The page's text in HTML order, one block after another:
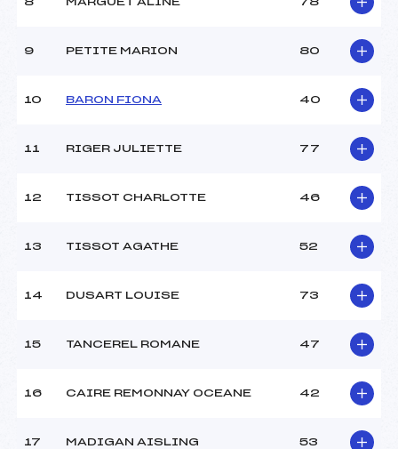
Ouvreurs D :
Météo :
COUVERT
MOUILLEE
Nombre de portes :
18
Traceur :
PROST ALAIN (MJ)
REFFET GUILLAUME (MJ)
REGNIER ETIENNE (MJ)
Ouvreurs C :
MESNIER SARAH (MJ)
Ouvreurs E :
Pénalité appliquée :
196.4000
8 MARGUET ALINE 78
9 PETITE MARION 80
10 BARON FIONA 40
11 RIGER JULIETTE 77
12 TISSOT CHARLOTTE 46
13 TISSOT AGATHE 52
14 DUSART LOUISE 73
15 TANCEREL ROMANE 47
16 CAIRE REMONNAY OCEANE 42
17 MADIGAN AISLING 53